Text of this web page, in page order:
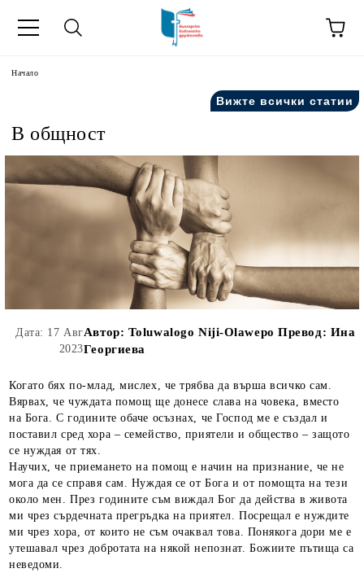
Начало
Вижте всички статии
В общност
Дата: 17 Авг
2023
Автор: Toluwalogo Niji-Olawepo Превод: Ина
Георгиева
Когато бях по-млад, мислех, че трябва да върша всичко сам.
Вярвах, че чуждата помощ ще донесе слава на човека, вместо
на Бога. С годините обаче осъзнах, че Господ ме е създал и
поставил сред хора – семейство, приятели и общество – защото
се нуждая от тях.
Научих, че приемането на помощ е начин на признание, че не
мога да се справя сам. Нуждая се от Бога и от помощта на тези
около мен. През годините съм виждал Бог да действа в живота
ми чрез сърдечната прегръдка на приятел. Посрещал е нуждите
ми чрез хора, от които не съм очаквал това. Понякога дори ме е
утешавал чрез добротата на някой непознат. Божиите пътища са
неведоми.